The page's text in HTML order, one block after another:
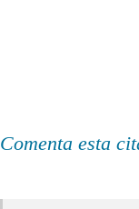
Comenta esta